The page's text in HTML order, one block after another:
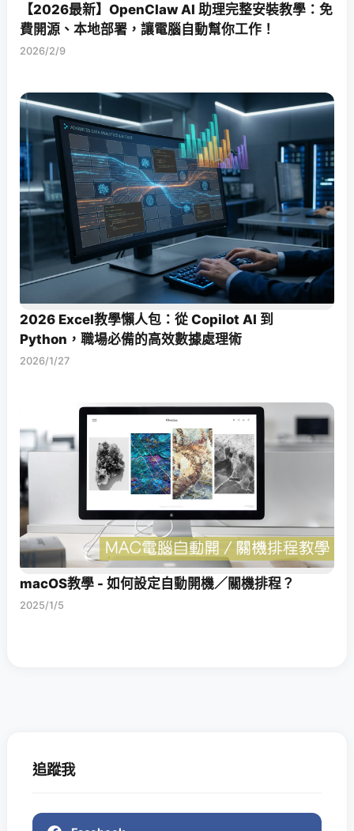
【2026最新】OpenClaw AI 助理完整安裝教學：免
費開源、本地部署，讓電腦自動幫你工作！
2026/2/9
2026 Excel教學懶人包：從 Copilot AI 到
Python，職場必備的高效數據處理術
2026/1/27
macOS教學 - 如何設定自動開機／關機排程？
2025/1/5
追蹤我